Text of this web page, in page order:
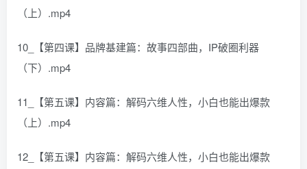
（上）.mp4
10_【第四课】品牌基建篇：故事四部曲，IP破圈利器
（下）.mp4
11_【第五课】内容篇：解码六维人性，小白也能出爆款
（上）.mp4
12_【第五课】内容篇：解码六维人性，小白也能出爆款